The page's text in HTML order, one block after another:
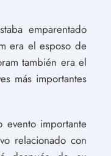
emparentado
era el esposo de
también era el
más importantes
evento importante
relacionado con